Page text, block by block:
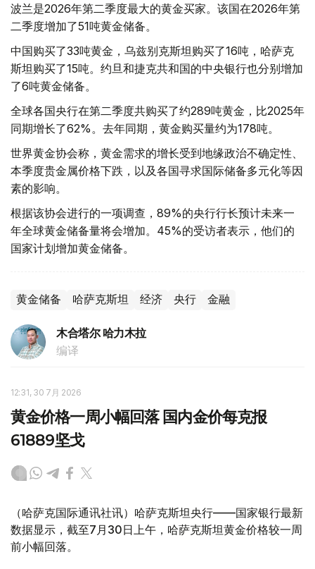
波兰是2026年第二季度最大的黄金买家。该国在2026年第
二季度增加了51吨黄金储备。
中国购买了33吨黄金，乌兹别克斯坦购买了16吨，哈萨克
斯坦购买了15吨。约旦和捷克共和国的中央银行也分别增加
了6吨黄金储备。
全球各国央行在第二季度共购买了约289吨黄金，比2025年
同期增长了62%。去年同期，黄金购买量约为178吨。
世界黄金协会称，黄金需求的增长受到地缘政治不确定性、
本季度贵金属价格下跌，以及各国寻求国际储备多元化等因
素的影响。
根据该协会进行的一项调查，89%的央行行长预计未来一
年全球黄金储备量将会增加。45%的受访者表示，他们的
国家计划增加黄金储备。
黄金储备 哈萨克斯坦 经济 央行 金融
木合塔尔 哈力木拉
编译
12:31, 30 7月 2026
黄金价格一周小幅回落 国内金价每克报
61889坚戈
（哈萨克国际通讯社讯）哈萨克斯坦央行——国家银行最新
数据显示，截至7月30日上午，哈萨克斯坦黄金价格较一周
前小幅回落。